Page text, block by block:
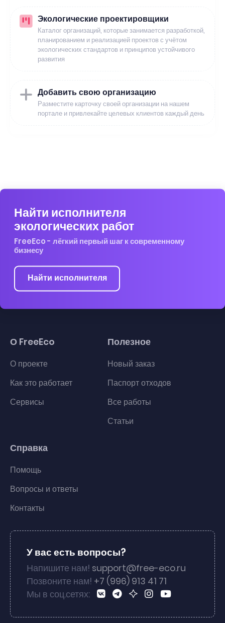
Экологические проектировщики
Каталог организаций, которые занимается разработкой,
планированием и реализацией проектов с учётом
экологических стандартов и принципов устойчивого
развития
Добавить свою организацию
Разместите карточку своей организации на нашем
портале и привлекайте целевых клиентов каждый день
Найти исполнителя
экологических работ
FreeEco - лёгкий первый шаг к современному
бизнесу
Найти исполнителя
О FreeEco
О проекте
Как это работает
Сервисы
Полезное
Новый заказ
Паспорт отходов
Все работы
Статьи
Справка
Помощь
Вопросы и ответы
Контакты
У вас есть вопросы?
Напишите нам! support@free-eco.ru
Позвоните нам! +7 (996) 913 41 71
Мы в соц.сетях: